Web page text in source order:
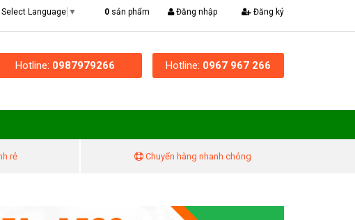
Select Language ▼ 0 sản phẩm Đăng nhập Đăng ký
Hotline: 0987979266 Hotline: 0967 967 266
rẻ Chuyển hàng nhanh chóng